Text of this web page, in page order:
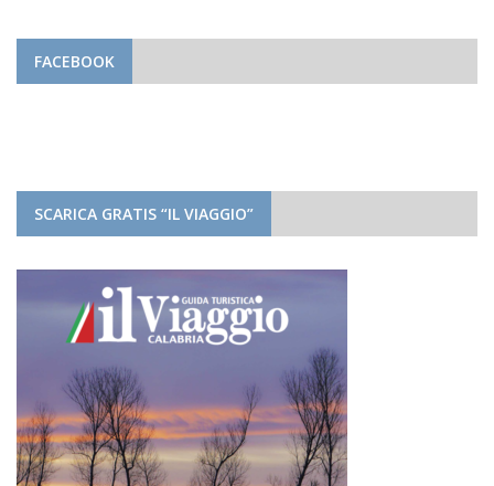
FACEBOOK
SCARICA GRATIS “IL VIAGGIO”